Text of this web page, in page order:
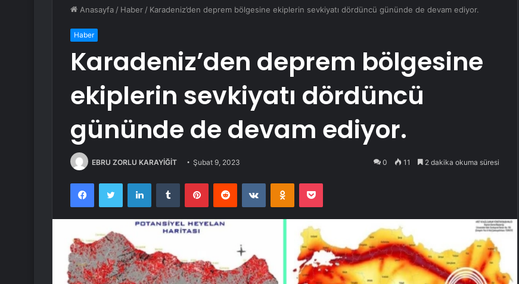
Anasayfa / Haber / Karadeniz’den deprem bölgesine ekiplerin sevkiyatı dördüncü gününde de devam ediyor.
Haber
Karadeniz’den deprem bölgesine
ekiplerin sevkiyatı dördüncü
gününde de devam ediyor.
EBRU ZORLU KARAYİĞİT Şubat 9, 2023 0 11 2 dakika okuma süresi
FacebookTwitter LinkedInTumblr PinterestReddit VKontakteOdnoklassniki
Pocket